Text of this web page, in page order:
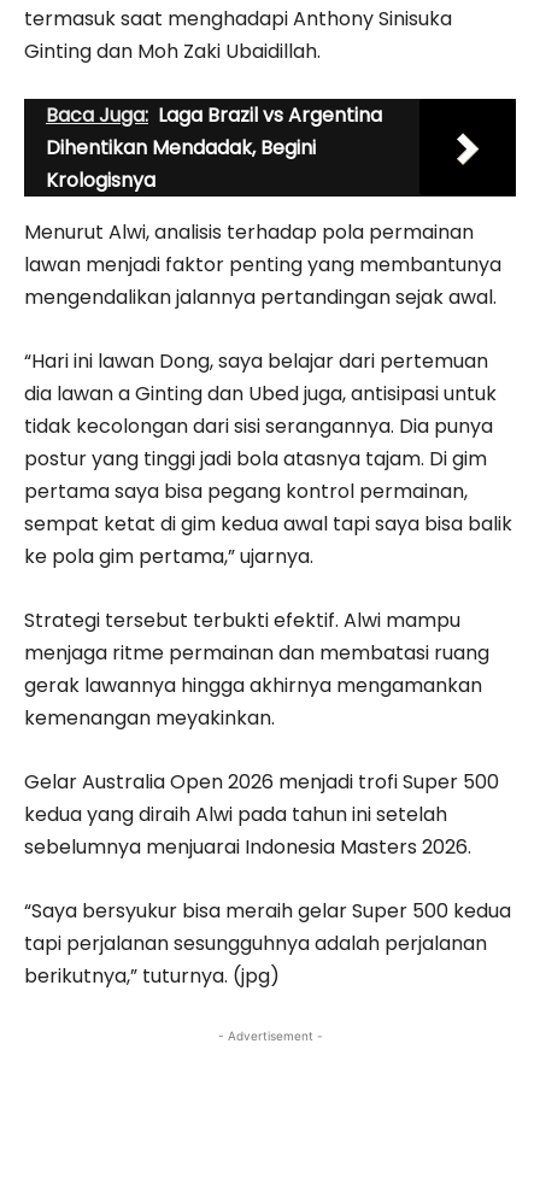
termasuk saat menghadapi Anthony Sinisuka
Ginting dan Moh Zaki Ubaidillah.
Baca Juga: Laga Brazil vs Argentina
Dihentikan Mendadak, Begini
Krologisnya
Menurut Alwi, analisis terhadap pola permainan
lawan menjadi faktor penting yang membantunya
mengendalikan jalannya pertandingan sejak awal.
“Hari ini lawan Dong, saya belajar dari pertemuan
dia lawan a Ginting dan Ubed juga, antisipasi untuk
tidak kecolongan dari sisi serangannya. Dia punya
postur yang tinggi jadi bola atasnya tajam. Di gim
pertama saya bisa pegang kontrol permainan,
sempat ketat di gim kedua awal tapi saya bisa balik
ke pola gim pertama,” ujarnya.
Strategi tersebut terbukti efektif. Alwi mampu
menjaga ritme permainan dan membatasi ruang
gerak lawannya hingga akhirnya mengamankan
kemenangan meyakinkan.
Gelar Australia Open 2026 menjadi trofi Super 500
kedua yang diraih Alwi pada tahun ini setelah
sebelumnya menjuarai Indonesia Masters 2026.
“Saya bersyukur bisa meraih gelar Super 500 kedua
tapi perjalanan sesungguhnya adalah perjalanan
berikutnya,” tuturnya. (jpg)
- Advertisement -